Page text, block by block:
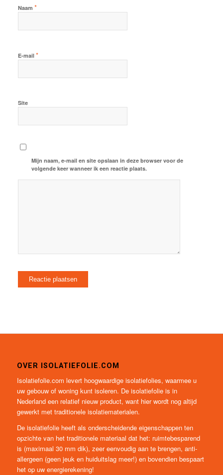
Naam *
E-mail *
Site
Mijn naam, e-mail en site opslaan in deze browser voor de
volgende keer wanneer ik een reactie plaats.
OVER ISOLATIEFOLIE.COM
Isolatiefolie.com levert hoogwaardige isolatiefolies, waarmee u
uw gebouw of woning kunt isoleren. De isolatiefolie is in
Nederland een relatief nieuw product, want hier wordt nog altijd
gewerkt met traditionele isolatiematerialen.
De isolatiefolie heeft als onderscheidende eigenschappen ten
opzichte van het traditionele materiaal dat het: ruimtebesparend
is (maximaal 30 mm dik), zeer eenvoudig aan te brengen, anti-
allergeen (geen jeuk en huiduitslag meer!) en bovendien bespaart
het op uw energierekening!